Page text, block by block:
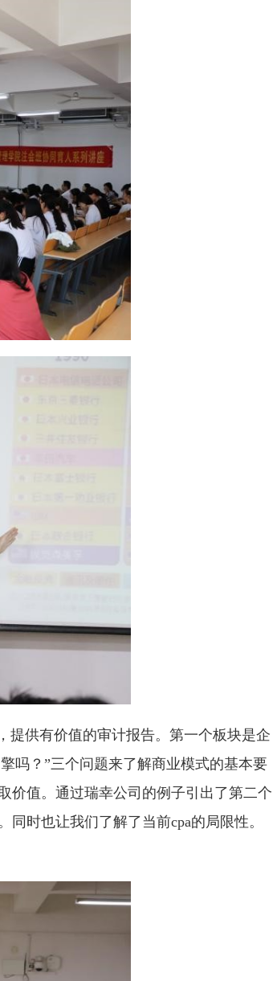
提供有价值的审计报告。第一个板块是企
吗？”三个问题来了解商业模式的基本要
价值。通过瑞幸公司的例子引出了第二个
时也让我们了解了当前cpa的局限性。